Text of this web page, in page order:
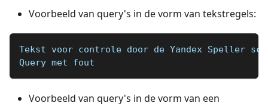
Voorbeeld van query's in de vorm van tekstregels:
Tekst voor controle door de Yandex Speller
Query met fout
Voorbeeld van query's in de vorm van een